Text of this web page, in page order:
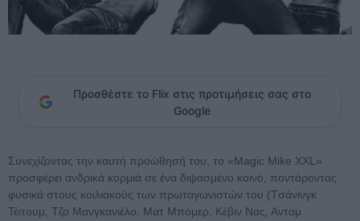
Προσθέστε το Flix στις προτιμήσεις σας στο
Google
Συνεχίζοντας την καυτή προώθησή του, το «Magic Mike XXL»
προσφέρει ανδρικά κορμιά σε ένα διψασμένο κοινό, ποντάροντας
φυσικά στους κοιλιακούς των πρωταγωνιστών του (Tσάνινγκ
Τέιτουμ, Τζο Μανγκανιέλο, Ματ Μπόμερ, Κέβιν Νας, Ανταμ